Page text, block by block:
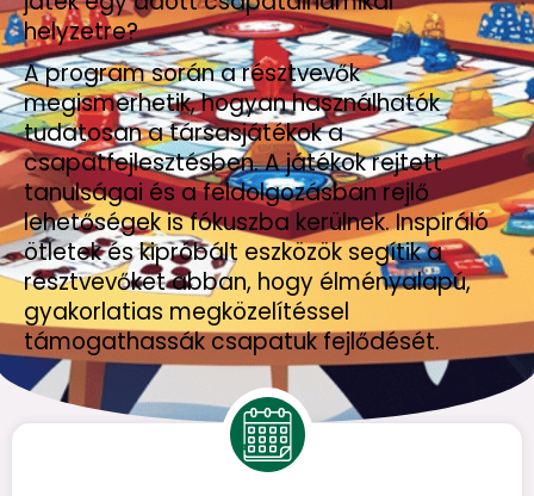
helyzetre?
A program során a résztvevők
megismerhetik, hogyan használhatók
tudatosan a társasjátékok a
csapatfejlesztésben. A játékok rejtett
tanulságai és a feldolgozásban rejlő
lehetőségek is fókuszba kerülnek. Inspiráló
ötletek és kipróbált eszközök segítik a
résztvevőket abban, hogy élményalapú,
gyakorlatias megközelítéssel
támogathassák csapatuk fejlődését.